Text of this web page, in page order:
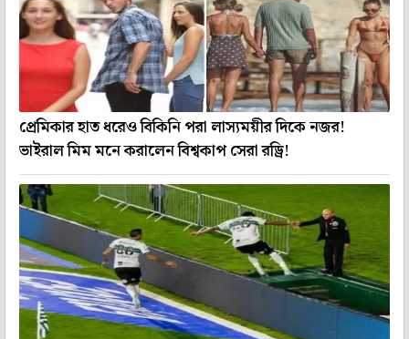
প্রেমিকার হাত ধরেও বিকিনি পরা লাস্যময়ীর দিকে নজর!
ভাইরাল মিম মনে করালেন বিশ্বকাপ সেরা রড্রি!